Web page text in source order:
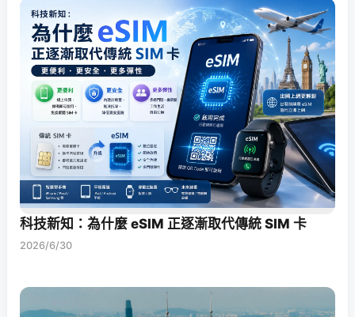
科技新知：為什麼 eSIM 正逐漸取代傳統 SIM 卡
2026/6/30